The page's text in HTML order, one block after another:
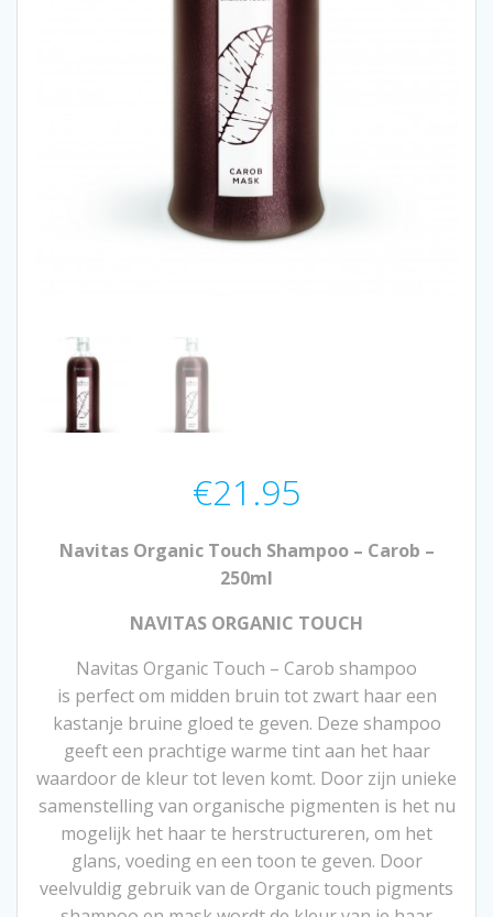
€21.95
Navitas Organic Touch Shampoo – Carob –
250ml
NAVITAS ORGANIC TOUCH
Navitas Organic Touch – Carob shampoo
is perfect om midden bruin tot zwart haar een
kastanje bruine gloed te geven. Deze shampoo
geeft een prachtige warme tint aan het haar
waardoor de kleur tot leven komt. Door zijn unieke
samenstelling van organische pigmenten is het nu
mogelijk het haar te herstructureren, om het
glans, voeding en een toon te geven. Door
veelvuldig gebruik van de Organic touch pigments